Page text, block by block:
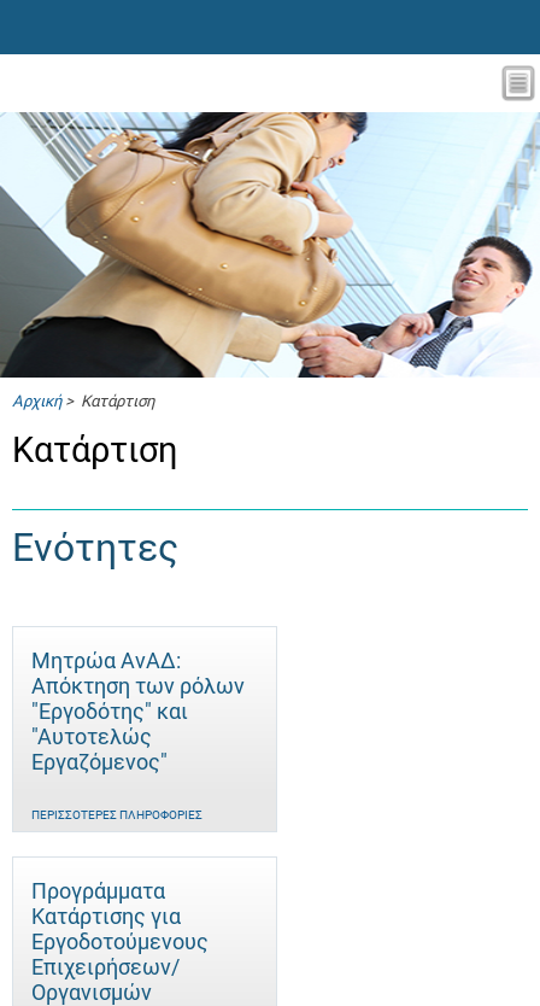
Αρχική> Κατάρτιση
Κατάρτιση
Ενότητες
Μητρώα ΑνΑΔ:
Απόκτηση των ρόλων
"Εργοδότης" και
"Αυτοτελώς
Eργαζόμενος"
ΠΕΡΙΣΣΌΤΕΡΕΣ ΠΛΗΡΟΦΟΡΊΕΣ
Προγράμματα
Κατάρτισης για
Εργοδοτούμενους
Επιχειρήσεων/
Οργανισμών